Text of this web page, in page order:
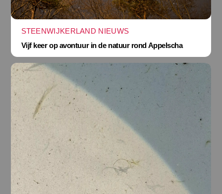
STEENWIJKERLAND NIEUWS
Vijf keer op avontuur in de natuur rond Appelscha